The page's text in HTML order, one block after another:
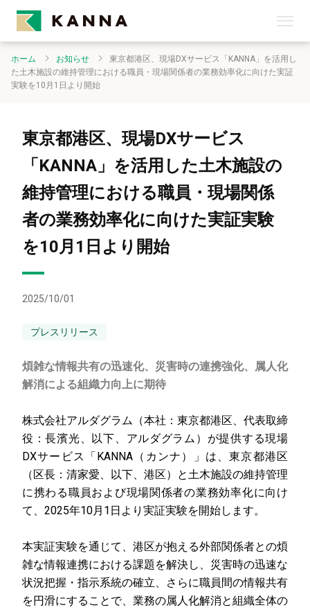
ホーム お知らせ
東京都港区、現場DXサービス「KANNA」を活用し
た土木施設の維持管理における職員・現場関係者の業務効率化に向けた実証
実験を10月1日より開始
東京都港区、現場DXサービス
「KANNA」を活用した土木施設の
維持管理における職員・現場関係
者の業務効率化に向けた実証実験
を10月1日より開始
2025/10/01
プレスリリース
煩雑な情報共有の迅速化、災害時の連携強化、属人化
解消による組織力向上に期待
株式会社アルダグラム（本社：東京都港区、代表取締
役：長濱光、以下、アルダグラム）が提供する現場
DXサービス「KANNA（カンナ）」は、東京都港区
（区長：清家愛、以下、港区）と土木施設の維持管理
に携わる職員および現場関係者の業務効率化に向け
て、2025年10月1日より実証実験を開始します。
本実証実験を通じて、港区が抱える外部関係者との煩
雑な情報連携における課題を解決し、災害時の迅速な
状況把握・指示系統の確立、さらに職員間の情報共有
を円滑にすることで、業務の属人化解消と組織全体の